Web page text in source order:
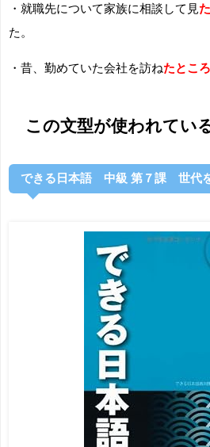
・就職先について家族に相談して見
た。
・昔、勤めていた会社を訪ねたところ
この文型が使われてい
できる日本語 中級 第７課 世代